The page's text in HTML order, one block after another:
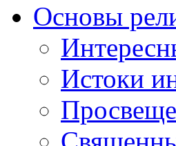
Основы
Истоки